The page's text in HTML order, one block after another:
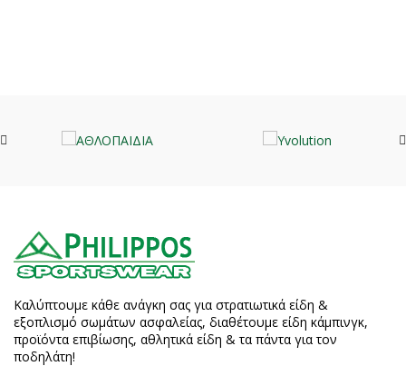
Καλύπτουμε κάθε ανάγκη σας για στρατιωτικά είδη &
εξοπλισμό σωμάτων ασφαλείας, διαθέτουμε είδη κάμπινγκ,
προϊόντα επιβίωσης, αθλητικά είδη & τα πάντα για τον
ποδηλάτη!